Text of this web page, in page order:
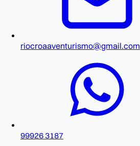
riocroaaventurismo@gmail.com
99926 3187